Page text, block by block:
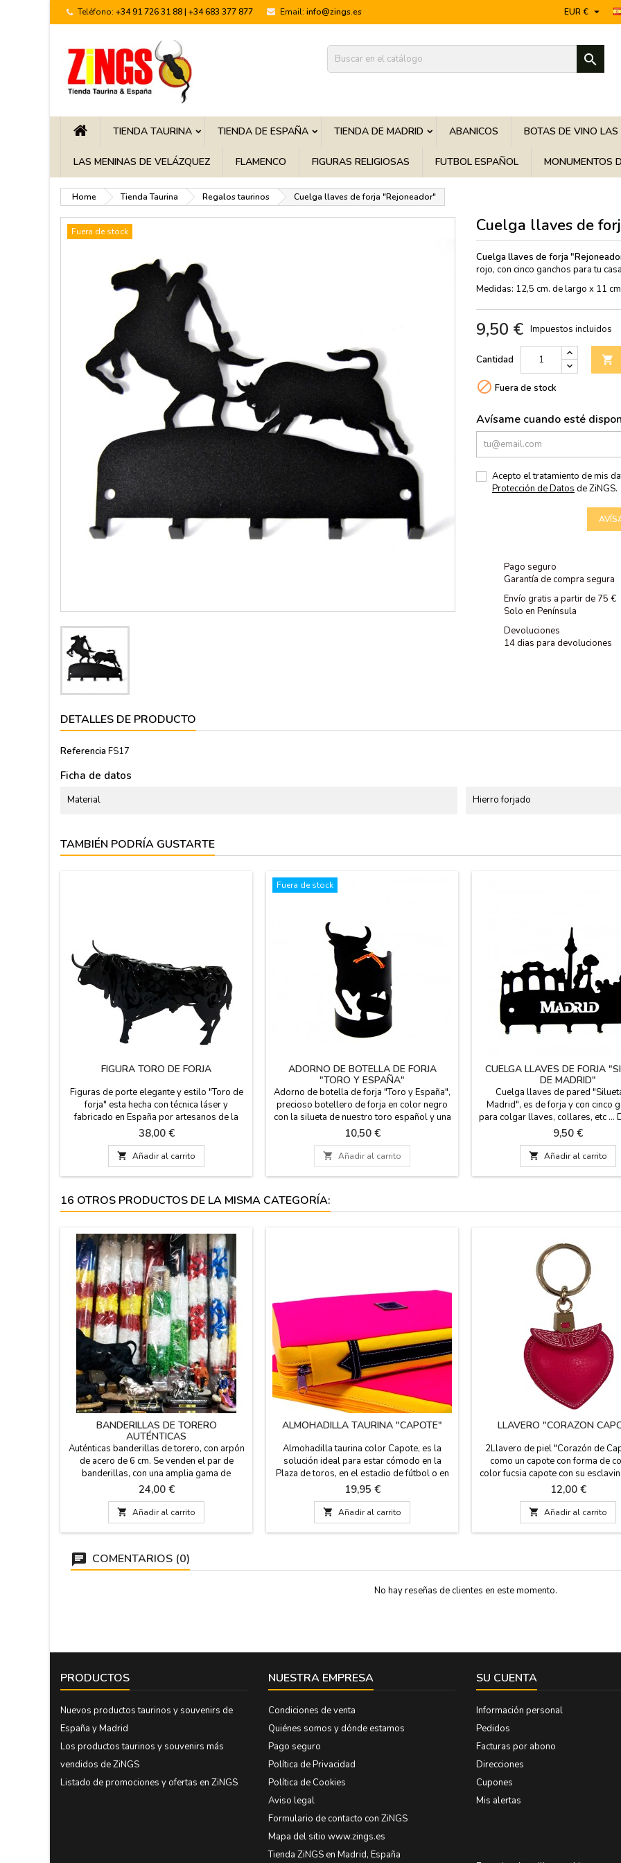
Teléfono: +34 91 726 31 88 | +34 683 377 877 Email: info@zings.es EUR € 

TIENDA TAURINA TIENDA DE ESPAÑA TIENDA DE MADRID ABANICOS BOTAS DE VINO LAS
LAS MENINAS DE VELÁZQUEZ FLAMENCO FIGURAS RELIGIOSAS FUTBOL ESPAÑOL MONUMENTOS
Home Tienda Taurina Regalos taurinos Cuelga llaves de forja "Rejoneador"
Fuera de stock Cuelga llaves de
Cuelga llaves de forja
rojo, con cinco ganchos para tu
Medidas: 12,5 cm. de largo x 11
9,50 € Impuestos incluidos
Cantidad 
 Fuera de stock
Avísame cuando esté
Acepto el tratamiento de mis
Protección de Datos de ZiNGS.
Pago seguro
Garantía de compra segura
Envío gratis a partir de 75 €
Solo en Península
Devoluciones
14 dias para devoluciones
DETALLES DE PRODUCTO
Referencia FS17
Ficha de datos
Material Hierro forjado
TAMBIÉN PODRÍA GUSTARTE
FIGURA TORO DE FORJA
Figuras de porte elegante y estilo "Toro de
forja" esta hecha con técnica láser y
fabricado en España por artesanos de la
forja desde 1890, diseño exclusivo. Ideal
para regalos de eventos, cumpleaños y
para los mas aficionados al mundo taurino.
Tenemos cuatro tamaños: Pequeño: 14 x 8 x
3 cm. Mediano: 20 x 13 x 7 cm Grande: 30 x
Precio
38,00 €
 Añadir al carrito
Fuera de stock
ADORNO DE BOTELLA DE FORJA
"TORO Y ESPAÑA"
Adorno de botella de forja "Toro y España",
precioso botellero de forja en color negro
con la silueta de nuestro toro español y una
pequeña Bandera de España atada en el
botellero. (botella no incluida). Medidas: 17
cm. x 7,5 cm. de diámetro.
Precio
10,50 €
 Añadir al carrito
CUELGA LLAVES DE FORJA
DE MADRID"
Cuelga llaves de pared
Madrid", es de forja y con cinco
para colgar llaves, collares, etc ...
con las siluetas de los
emblemáticos de Madrid como:
madroño, la fuente de la Cibeles,
de Alcala y el Piruli. Souvenirs
Medidas: 11,5 x 9 cm
Precio
9,50 €
 Añadir al carrito
16 OTROS PRODUCTOS DE LA MISMA CATEGORÍA:
BANDERILLAS DE TORERO
AUTÉNTICAS
Auténticas banderillas de torero, con arpón
de acero de 6 cm. Se venden el par de
banderillas, con una amplia gama de
colores que representan a las banderas de
España, Andalucía, Extremadura, Francia...
Las banderillas están hechas a mano y son
de madera forrada con papel, miden 65 cm
de largo.
Precio
24,00 €
 Añadir al carrito
ALMOHADILLA TAURINA "CAPOTE"
Almohadilla taurina color Capote, es la
solución ideal para estar cómodo en la
Plaza de toros, en el estadio de fútbol o en
el campo. La tela es de color fucsia y el
revés es en polípiel del mismo color fucsia,
tiene el asa de cuero y cremallera. Es
lavable en agua fría y te garantizamos la
mejor calidad en los materiales. Esta
Precio
19,95 €
 Añadir al carrito
LLAVERO "CORAZON
2Llavero de piel "Corazón de
como un capote con forma de
color fucsia capote con su
y gordito con volumen. Medidas:
largo x 5,5 cm. de ancho.
Precio
12,00 €
 Añadir al carrito
COMENTARIOS (0)
No hay reseñas de clientes en este momento.
PRODUCTOS
Nuevos productos taurinos y souvenirs de
España y Madrid
Los productos taurinos y souvenirs más
vendidos de ZiNGS
Listado de promociones y ofertas en ZiNGS
NUESTRA EMPRESA
Condiciones de venta
Quiénes somos y dónde estamos
Pago seguro
Política de Privacidad
Política de Cookies
Aviso legal
Formulario de contacto con ZiNGS
Mapa del sitio www.zings.es
Tienda ZiNGS en Madrid, España
SU CUENTA
Información personal
Pedidos
Facturas por abono
Direcciones
Cupones
Mis alertas